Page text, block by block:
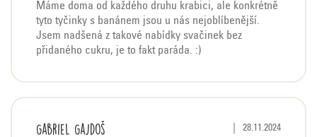
Máme doma od každého druhu krabici, ale konkrétně
tyto tyčinky s banánem jsou u nás nejoblíbenější.
Jsem nadšená z takové nabídky svačinek bez
přidaného cukru, je to fakt paráda. :)
Gabriel Gajdoš Hodnocení produktu
28.11.2024